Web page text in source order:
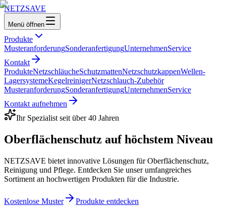
NETZSAVE
Menü öffnen
Produkte
MusteranforderungSonderanfertigungUnternehmenService
Kontakt
ProdukteNetzschläucheSchutzmattenNetzschutzkappenWellen-
LagersystemeKegelreinigerNetzschlauch-Zubehör
MusteranforderungSonderanfertigungUnternehmenService
Kontakt aufnehmen
Ihr Spezialist seit über 40 Jahren
Oberflächenschutz aufhöchstem Niveau
NETZSAVE bietet innovative Lösungen für Oberflächenschutz,
Reinigung und Pflege. Entdecken Sie unser umfangreiches
Sortiment an hochwertigen Produkten für die Industrie.
Kostenlose Muster Produkte entdecken